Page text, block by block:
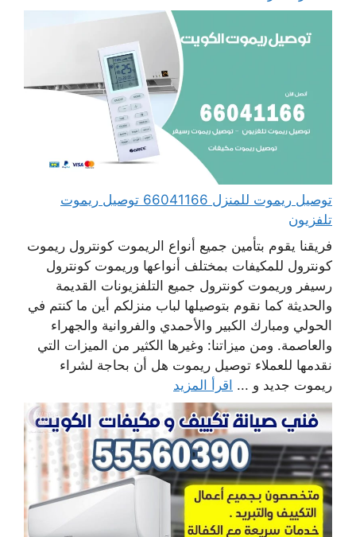
توصيل ريموت للمنزل 66041166 توصيل ريموت
تلفزيون
فريقنا يقوم بتأمين جميع أنواع الريموت كونترول ريموت
كونترول للمكيفات بمختلف أنواعها وريموت كونترول
رسيفر وريموت كونترول جميع التلفزيونات القديمة
والحديثة كما نقوم بتوصيلها لباب منزلكم أين ما كنتم في
الحولي ومبارك الكبير والأحمدي والفروانية والجهراء
والعاصمة. ومن ميزاتنا: وغيرها الكثير من الميزات التي
نقدمها للعملاء توصيل ريموت هل أن بحاجة لشراء
ريموت جديد و ... اقرأ المزيد